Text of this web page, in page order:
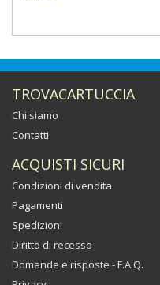
TROVACARTUCCIA
Chi siamo
Contatti
ACQUISTI SICURI
Condizioni di vendita
Pagamenti
Spedizioni
Diritto di recesso
Domande e risposte - F.A.Q.